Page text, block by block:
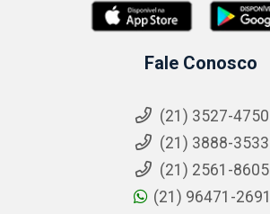
Fale Conosco
(21) 3527-4750
(21) 3888-3533
(21) 2561-8605
(21) 96471-2691